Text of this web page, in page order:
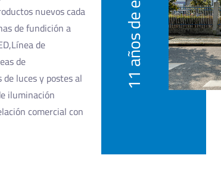
nuevos cada
de fundición a
de
de
luces y postes al
iluminación
comercial con